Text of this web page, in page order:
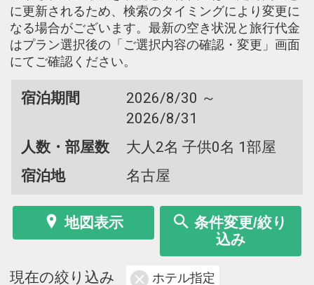
に更新されるため、検索のタイミングにより変更に
なる場合がございます。最新の空き状況と旅行代金
はプラン選択後の「ご選択内容の確認・変更」画面
にてご確認ください。
宿泊期間
2026/8/30 ～
2026/8/31
人数・部屋数
大人2名 子供0名 1部屋
宿泊地
名古屋
地図表示
条件変更/絞り
込み
現在の絞り込み ホテル指定